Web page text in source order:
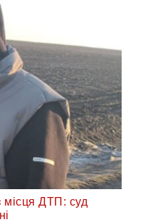
місця ДТП: суд